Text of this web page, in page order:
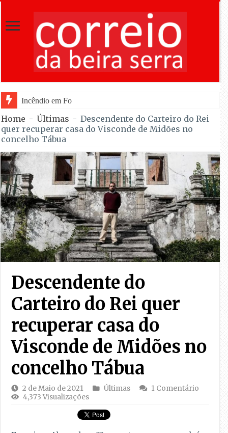
Incêndio em Fornos de Algodres reacende após t
Home - Últimas - Descendente do Carteiro do Rei
quer recuperar casa do Visconde de Midões no
concelho Tábua
Descendente do
Carteiro do Rei quer
recuperar casa do
Visconde de Midões no
concelho Tábua
2 de Maio de 2021 Últimas
1 Comentário
4,373 Visualizações